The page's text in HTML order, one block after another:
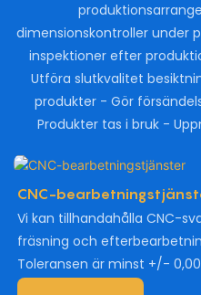
dimensionskontroller under
inspektioner efter
Utföra slutkvalitet
produkter - Gör
Produkter tas i bruk -
CNC-
Vi kan tillhandahålla CNC-
fräsning och
Toleransen är minst +/-